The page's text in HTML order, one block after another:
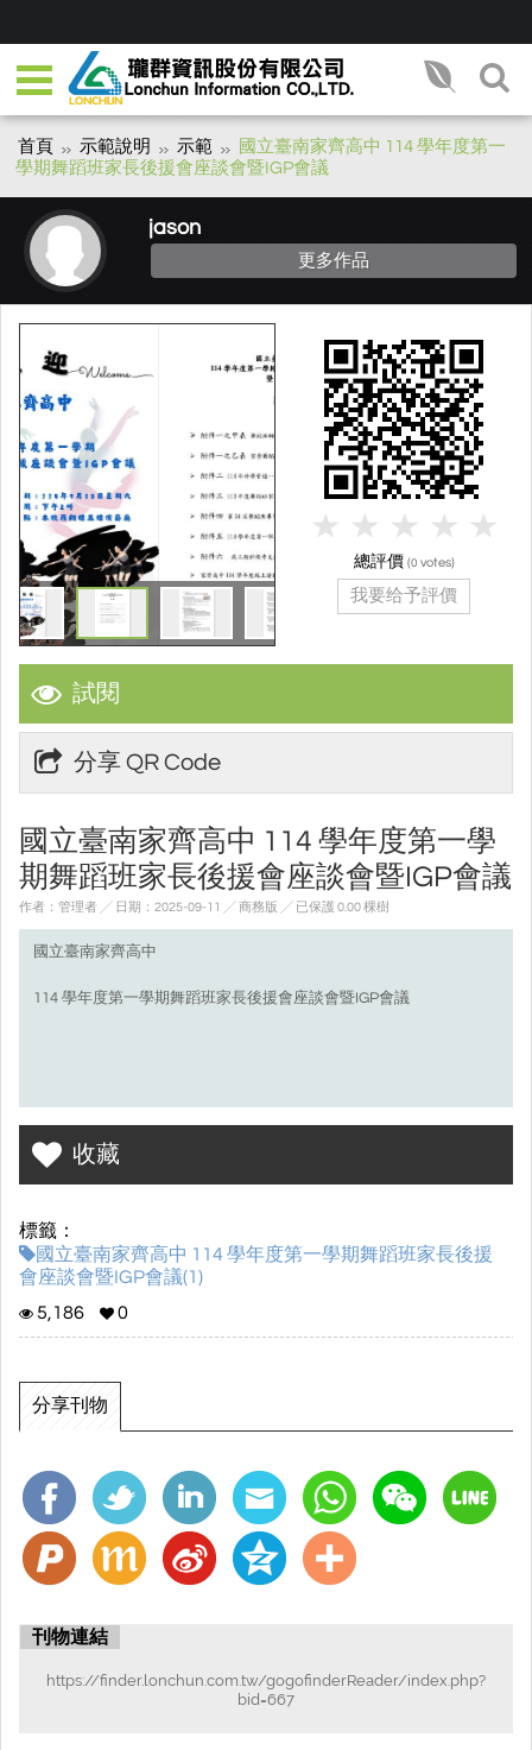
首頁 示範說明 示範
國立臺南家齊高中 114 學年度第一
學期舞蹈班家長後援會座談會暨IGP會議
jason
更多作品
試閱
分享 QR Code
國立臺南家齊高中 114 學年度第一學
期舞蹈班家長後援會座談會暨IGP會議
作者：管理者 ╱ 日期：2025-09-11 ╱ 商務版 ╱ 已保護 0.00 棵樹
國立臺南家齊高中
114 學年度第一學期舞蹈班家長後援會座談會暨IGP會議
收藏
標籤：
國立臺南家齊高中 114 學年度第一學期舞蹈班家長後援
會座談會暨IGP會議(1)
5,186
0
分享刊物
刊物連結
https://finder.lonchun.com.tw/gogofinderReader/index.php?
bid=667
總評價 (0 votes)
我要给予評價